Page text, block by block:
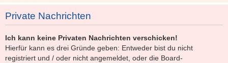
Private Nachrichten
Ich kann keine Privaten Nachrichten verschicken!
Hierfür kann es drei Gründe geben: Entweder bist du nicht
registriert und / oder nicht angemeldet, oder die Board-